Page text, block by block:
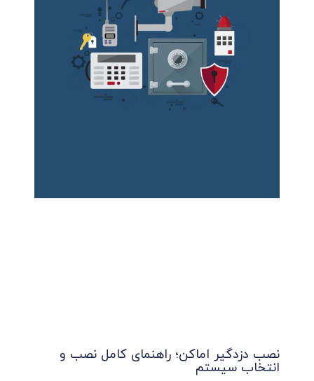
نصب دزدگیر اماکن؛ راهنمای کامل نصب و
انتخاب سیستم